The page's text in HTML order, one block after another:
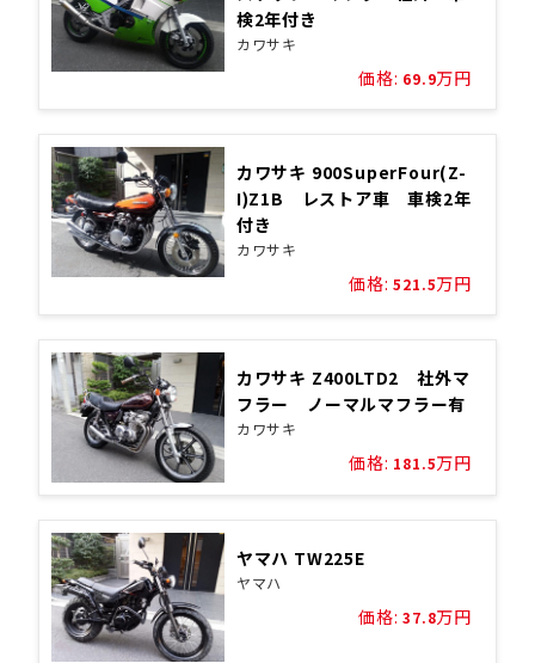
検2年付き
カワサキ
価格: 69.9万円
カワサキ 900SuperFour(Z-
I)Z1B レストア車 車検2年
付き
カワサキ
価格: 521.5万円
カワサキ Z400LTD2 社外マ
フラー ノーマルマフラー有
カワサキ
価格: 181.5万円
ヤマハ TW225E
ヤマハ
価格: 37.8万円